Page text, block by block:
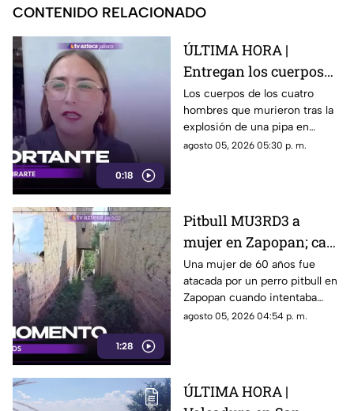
CONTENIDO RELACIONADO
0:18
ÚLTIMA HORA |
Entregan los cuerpos
de las cuatro víctimas
tras explosión de pipa
en Tlaquepaque
Los cuerpos de los cuatro
hombres que murieron tras la
explosión de una pipa en
Tlaquepaque ya fueron
agosto 05, 2026 05:30 p. m.
1:28
Pitbull MU3RD3 a
mujer en Zapopan; casi
le 4RR4NCA la muñeca
y podría perder el brazo
Una mujer de 60 años fue
atacada por un perro pitbull en
Zapopan cuando intentaba
proteger a unas niñas.
agosto 05, 2026 04:54 p. m.
ÚLTIMA HORA |